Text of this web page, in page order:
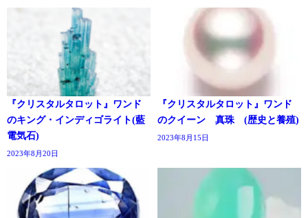
『クリスタルタロット』ワンド
のキング・インディゴライト(藍
電気石)
2023年8月20日
『クリスタルタロット』ワンド
のクイーン 真珠 (歴史と養殖)
2023年8月15日